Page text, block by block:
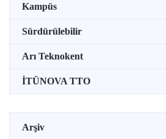
Kampüs
Sürdürülebilir
Arı Teknokent
İTÜNOVA TTO
Arşiv